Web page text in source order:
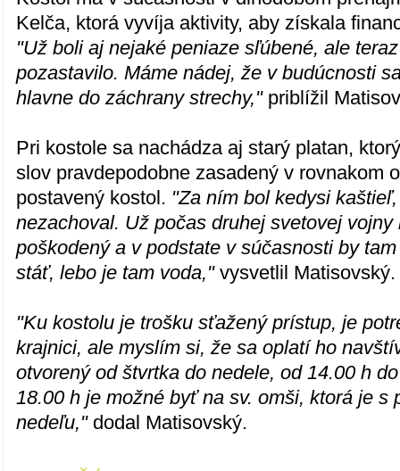
Kelča, ktorá vyvíja aktivity, aby získala
"Už boli aj nejaké peniaze sľúbené, ale
pozastavilo. Máme nádej, že v budúcnosti
hlavne do záchrany strechy,"priblížil
Pri kostole sa nachádza aj starý platan,
slov pravdepodobne zasadený v rovnakom
postavený kostol. "Za ním bol kedysi
nezachoval. Už počas druhej svetovej vojny
poškodený a v podstate v súčasnosti by
stáť, lebo je tam voda,"vysvetlil Matisovský.
"Ku kostolu je trošku sťažený prístup, je
krajnici, ale myslím si, že sa oplatí ho
otvorený od štvrtka do nedele, od 14.00 h
18.00 h je možné byť na sv. omši, ktorá je s
nedeľu,"dodal Matisovský.